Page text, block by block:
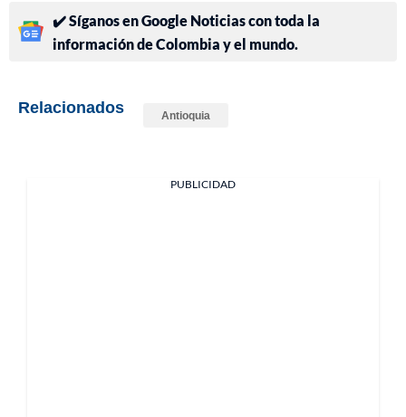
✔️ Síganos en Google Noticias con toda la
información de Colombia y el mundo.
Relacionados Antioquia
PUBLICIDAD